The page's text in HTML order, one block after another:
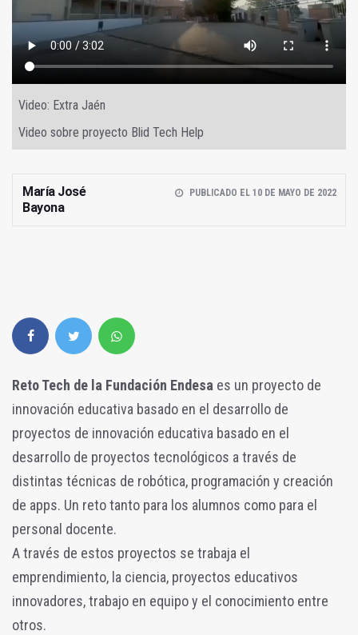
Video: Extra Jaén
Video sobre proyecto Blid Tech Help
María José
Bayona
PUBLICADO EL 10 DE MAYO DE 2022
Reto Tech de la Fundación Endesa es un proyecto de
innovación educativa basado en el desarrollo de
proyectos de innovación educativa basado en el
desarrollo de proyectos tecnológicos a través de
distintas técnicas de robótica, programación y creación
de apps. Un reto tanto para los alumnos como para el
personal docente.
A través de estos proyectos se trabaja el
emprendimiento, la ciencia, proyectos educativos
innovadores, trabajo en equipo y el conocimiento entre
otros.